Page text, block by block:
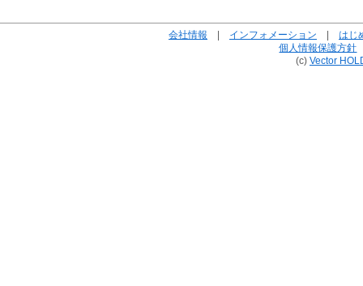
会社情報 | インフォメーション | はじ
個人情報保護方針
(c) Vector